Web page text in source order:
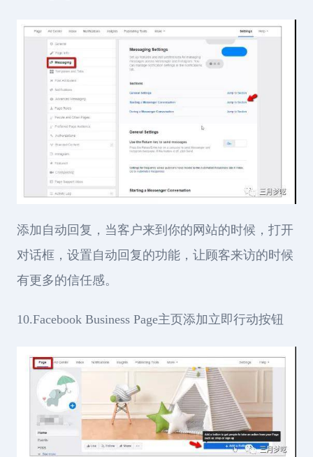
添加自动回复，当客户来到你的网站的时候，打开
对话框，设置自动回复的功能，让顾客来访的时候
有更多的信任感。
10.Facebook Business Page主页添加立即行动按钮